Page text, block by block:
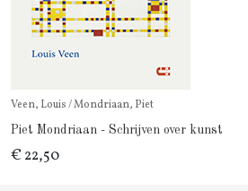
Veen, Louis / Mondriaan, Piet
Piet Mondriaan - Schrijven over kunst
€ 22,50